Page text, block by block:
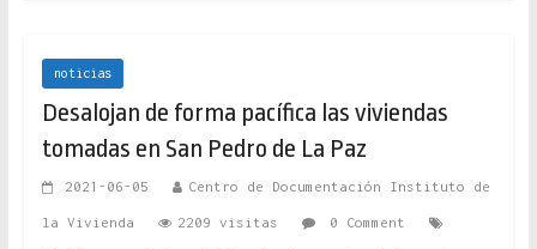
noticias
Desalojan de forma pacífica las viviendas
tomadas en San Pedro de La Paz
2021-06-05 Centro de Documentación Instituto de
la Vivienda 2209 visitas 0 Comment